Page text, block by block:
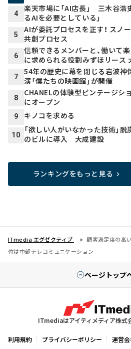
4
楽天市場に「AI店長」 三木谷浩
るAIを必要としている」
5
AIが委託プロセスを正す！ スノ
共創プロセス
6
信頼できるメンバーと、働いて
に求められる役割――みずほリース
7
54年の歴史に幕を閉じる岩波神
演「僕たちの映画館」が開催
8
CHANELの体験型ビンテージシ
にオープン
9 キノコを求める
10
「欲しい人がいなかった技術」脱
のビルに導入 大成建設
ランキングをもっと見る
ITmedia エグゼクティブ
顧客満足度の高
位は中部テレコミュニケーション
ページトップ
ITmediaはアイティメディア株式
利用規約 プライバシーポリシー 運営